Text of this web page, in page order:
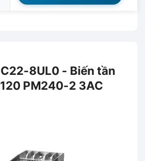
8UL0 - Biến tần
PM240-2 3AC